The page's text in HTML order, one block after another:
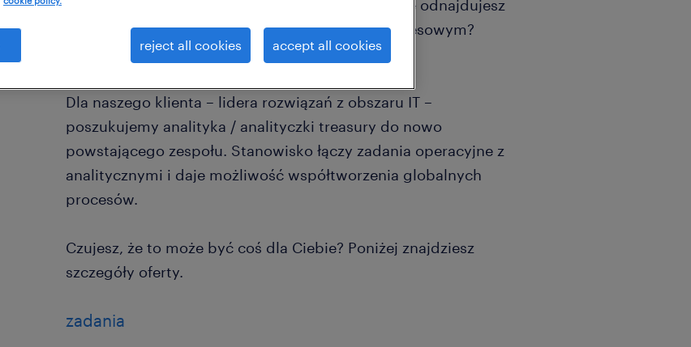
Masz doświadczenie w obszarze treasury? Dobrze odnajdujesz
się w dynamicznym i zmiennym środowisku biznesowym?
Jeżeli tak, ta oferta może Cię zainteresować.
Dla naszego klienta – lidera rozwiązań z obszaru IT –
poszukujemy analityka / analityczki treasury do nowo
powstającego zespołu. Stanowisko łączy zadania operacyjne z
analitycznymi i daje możliwość współtworzenia globalnych
procesów.
Czujesz, że to może być coś dla Ciebie? Poniżej znajdziesz
szczegóły oferty.
zadania
reject all cookies accept all cookies